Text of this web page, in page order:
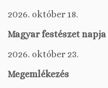
2026. október 18.
Magyar festészet napja
2026. október 23.
Megemlékezés